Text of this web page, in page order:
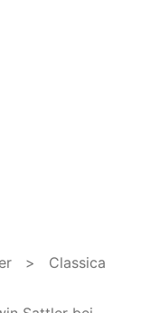
> Classica